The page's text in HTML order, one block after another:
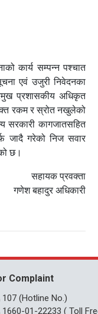
कार्य सम्पन्न पश्चात
एवं उजुरी निवेदनका
प्रशासकीय अधिकृत
रकम र स्रोत नखुलेको
सरकारी कागजातसहित
जादै गरेको निज सवार
छ।
सहायक प्रवक्ता
गणेश बहादुर अधिकारी
Complaint
107 (Hotline No.)
1660-01-22233 ( Toll